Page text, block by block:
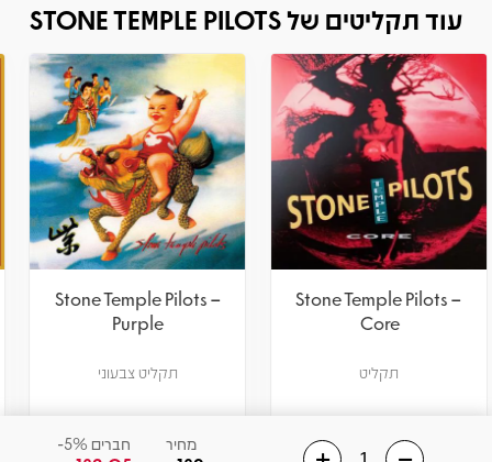
מחיר חברים 5%-
עוד תקליטים של STONE TEMPLE PILOTS
Stone Temple Pilots –
Purple
תקליט צבעוני
Stone Temple Pilots –
Stone Temple Pilots
תקליט צבעוני